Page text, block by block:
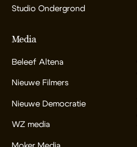
Studio Ondergrond
Media
Beleef Altena
Nieuwe Filmers
Nieuwe Democratie
WZ media